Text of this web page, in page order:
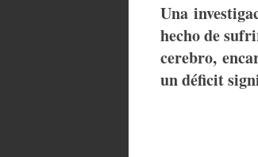
Una
hecho de
cerebro,
un déficit